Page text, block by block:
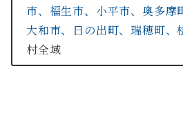
市、 福生市、 小平市、 奥多摩
大和市、
日の出町、 瑞穂町、
村全域